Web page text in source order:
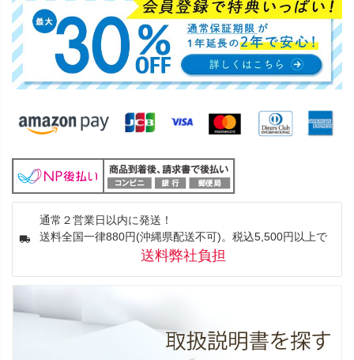
通常２営業日以内に発送！
送料全国一律880円(沖縄県配送不可)。税込5,500円以上で
送料弊社負担